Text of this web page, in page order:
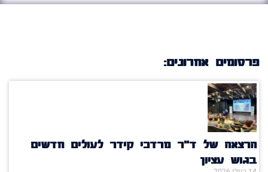
פרסומים אחרונים:
הרצאה של ד"ר מרדכי קידר לעולים חדשים
בגוש עציון